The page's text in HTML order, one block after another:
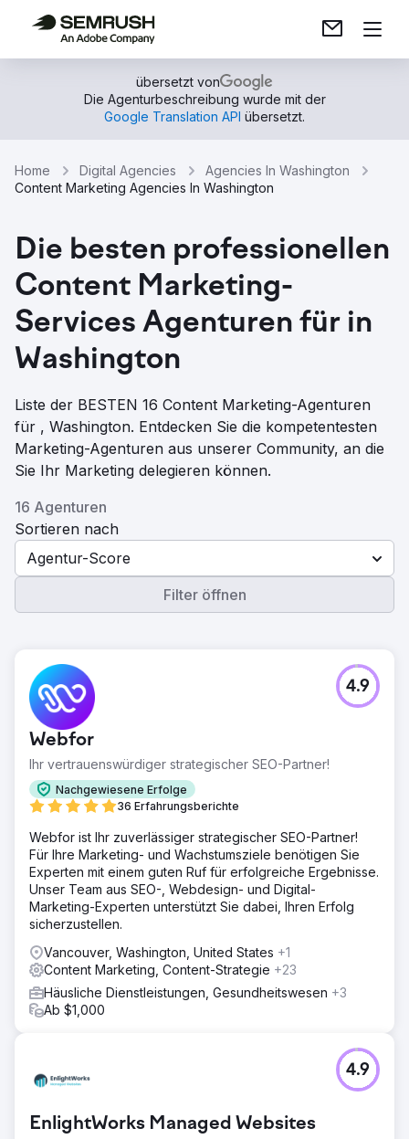
übersetzt von
Die Agenturbeschreibung wurde mit der
Google Translation API übersetzt.
Home Digital Agencies
Agencies In Washington
Content Marketing Agencies In Washington
Die besten professionellen
Content Marketing-
Services Agenturen für in
Washington
Liste der BESTEN 16 Content Marketing-Agenturen
für , Washington. Entdecken Sie die kompetentesten
Marketing-Agenturen aus unserer Community, an die
Sie Ihr Marketing delegieren können.
16 Agenturen
Sortieren nach
Agentur-Score
Filter öffnen
Webfor
Ihr vertrauenswürdiger strategischer SEO-Partner!
Nachgewiesene Erfolge
36 Erfahrungsberichte
4.9
Webfor ist Ihr zuverlässiger strategischer SEO-Partner!
Für Ihre Marketing- und Wachstumsziele benötigen Sie
Experten mit einem guten Ruf für erfolgreiche Ergebnisse.
Unser Team aus SEO-, Webdesign- und Digital-
Marketing-Experten unterstützt Sie dabei, Ihren Erfolg
sicherzustellen.
Vancouver, Washington, United States +1
Content Marketing, Content-Strategie +23
Häusliche Dienstleistungen, Gesundheitswesen +3
Ab $1,000
EnlightWorks Managed Websites
4.9